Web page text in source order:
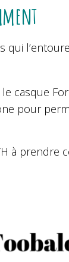
casque
pour
à prendre